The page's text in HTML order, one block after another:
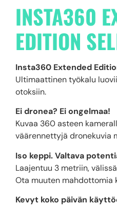
INSTA360
EDITION
Insta360 Extended
Ultimaattinen työkalu
otoksiin.
Ei dronea? Ei ongelmaa!
Kuvaa 360 asteen
väärennettyjä dronekuvia
Iso keppi. Valtava
Laajentuu 3 metriin,
Ota muuten mahdottomia
Kevyt koko päivän